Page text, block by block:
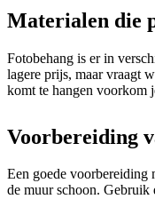
Materialen die
Fotobehang is er in
lagere prijs, maar vraagt
komt te hangen voorkom
Voorbereiding
Een goede voorbereiding
de muur schoon. Gebruik